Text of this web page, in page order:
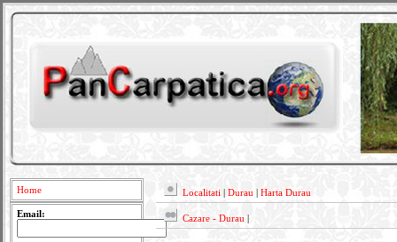
Home
Email:
Localitati Durau Harta Durau
Cazare - Durau